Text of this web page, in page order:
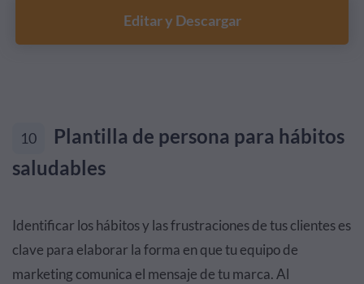
Editar y Descargar
10
Plantilla de persona para hábitos
saludables
Identificar los hábitos y las frustraciones de tus clientes es
clave para elaborar la forma en que tu equipo de
marketing comunica el mensaje de tu marca. Al